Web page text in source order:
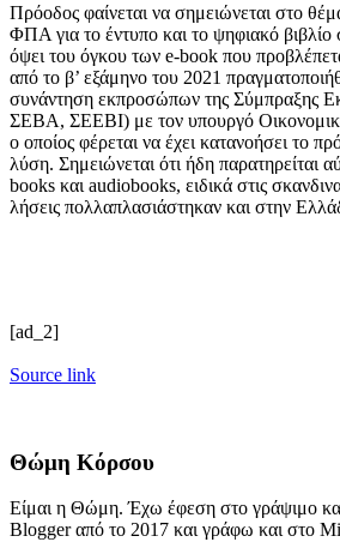
Πρόοδος φαίνεται να σημειώνεται στο
ΦΠΑ για το έντυπο και το ψηφιακό
όψει του όγκου των e-book που
από το β’ εξάμηνο του 2021
συνάντηση εκπροσώπων της Σύμπραξης
ΣΕΒΑ, ΣΕΕΒΙ) με τον υπουργό
ο οποίος φέρεται να έχει κατανοήσει το
λύση. Σημειώνεται ότι ήδη παρατηρείται
books και audiobooks, ειδικά στις
λή­σεις πολ­λα­πλα­σιά­στη­καν και στην
[ad_2]
Source link
Θώμη Κόρσου
Είμαι η Θώμη. Έχω έφεση στο γράψιμο
Blogger από το 2017 και γράφω και στο